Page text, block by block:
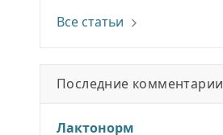
Все статьи
Последние комментарии
Лактонорм